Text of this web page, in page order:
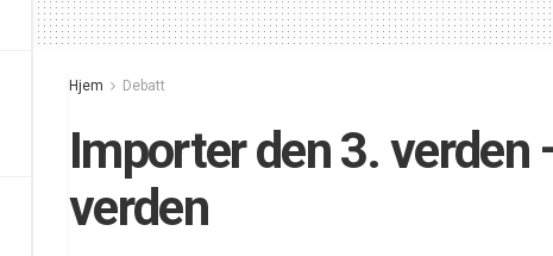
Hjem Debatt
Importer den 3. verden
verden